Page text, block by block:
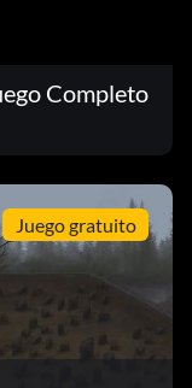
Completo
Juego gratuito